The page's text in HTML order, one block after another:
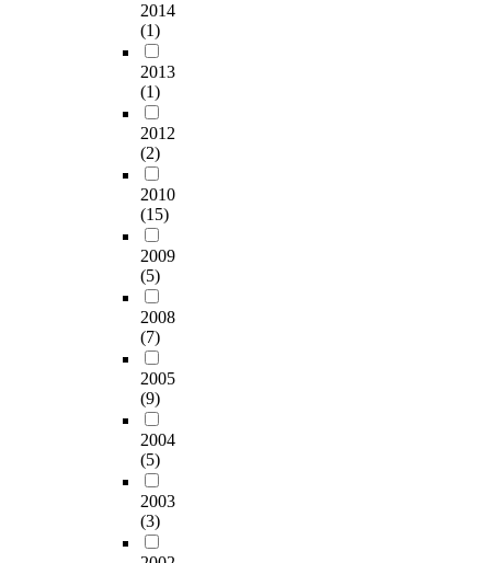
2014
(1)
2013
(1)
2012
(2)
2010
(15)
2009
(5)
2008
(7)
2005
(9)
2004
(5)
2003
(3)